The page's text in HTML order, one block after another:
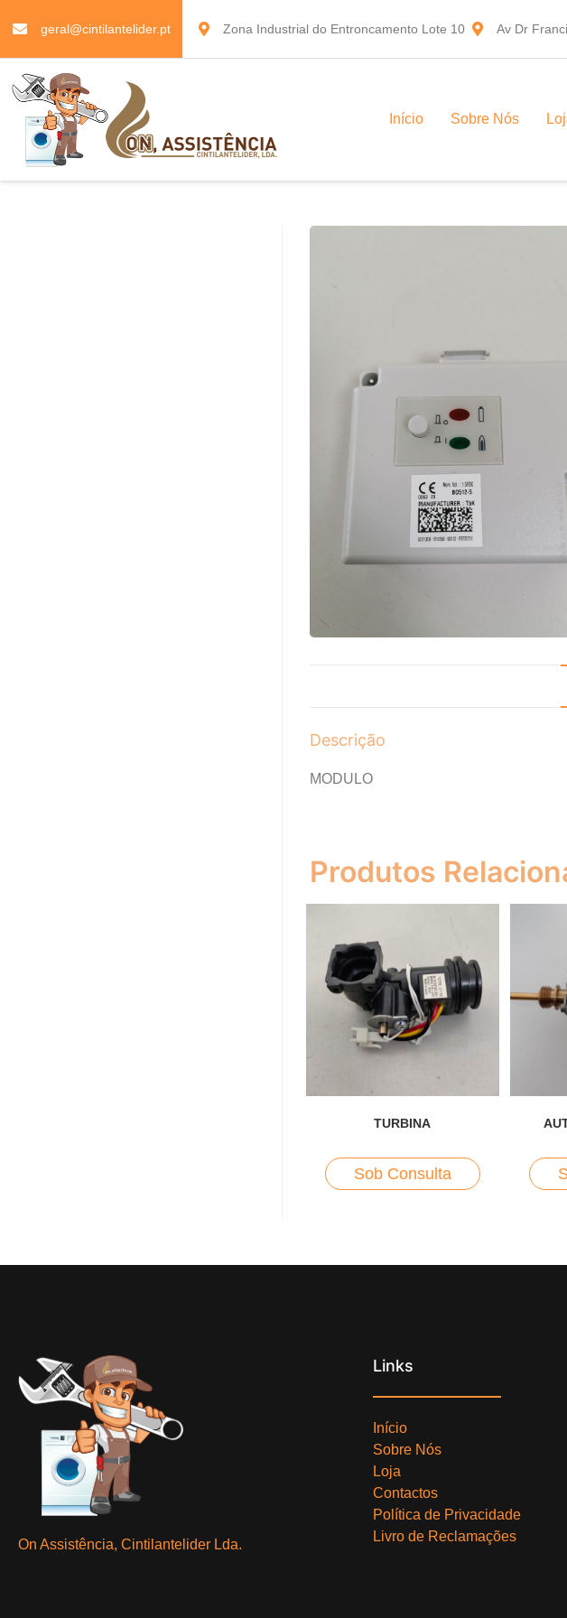
geral@cintilantelider.pt Zona Industrial do Entroncamento Lote 10 Av Dr
Início Sobre Nós
Descrição
MODULO
Produtos
TURBINA
Sob Consulta
On Assistência, Cintilantelider Lda.
Links
Início
Sobre Nós
Loja
Contactos
Política de Privacidade
Livro de Reclamações